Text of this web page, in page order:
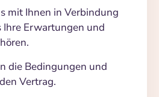
mit Ihnen in Verbindung
Ihre Erwartungen und
die Bedingungen und
Vertrag.